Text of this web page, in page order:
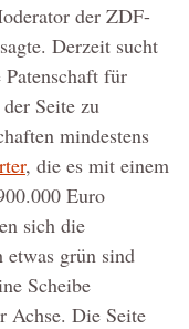
der ZDF-
Derzeit sucht
für
Seite zu
mindestens
, die es mit einem
Euro
sich die
etwas grün sind
Scheibe
Achse. Die Seite